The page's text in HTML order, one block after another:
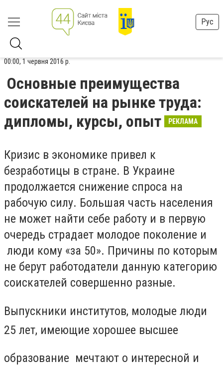
Рус
00:00, 1 червня 2016 р.
Основные преимущества
соискателей на рынке труда:
дипломы, курсы, опыт
РЕКЛАМА
Кризис в экономике привел к
безработицы в стране. В Украине
продолжается снижение спроса на
рабочую силу. Большая часть населения
не может найти себе работу и в первую
очередь страдает молодое поколение и
люди кому «за 50». Причины по которым
не берут работодатели данную категорию
соискателей совершенно разные.
Выпускники институтов, молодые люди
25 лет, имеющие хорошее высшее
образование мечтают о интересной и